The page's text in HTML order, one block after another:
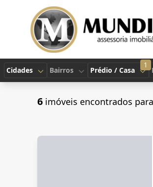
Cidades Bairros
1
Prédio / Casa
6 imóveis encontrados